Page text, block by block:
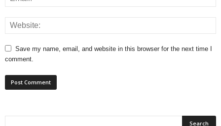
Save my name, email, and website in this browser for the next time I
comment.